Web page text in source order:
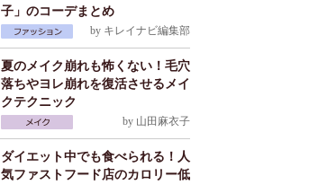
子」のコーデまとめ
by キレイナビ編集部
夏のメイク崩れも怖くない！毛穴
落ちやヨレ崩れを復活させるメイ
クテクニック
by 山田麻衣子
ダイエット中でも食べられる！人
気ファストフード店のカロリー低